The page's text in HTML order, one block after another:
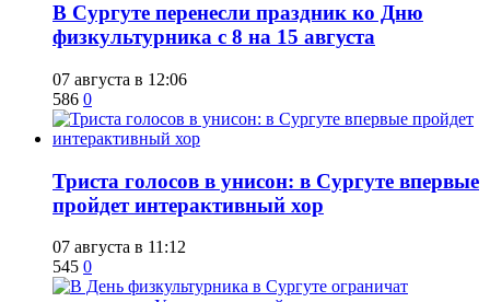
​В Сургуте перенесли праздник ко Дню
физкультурника с 8 на 15 августа
07 августа в 12:06
586 0
​Триста голосов в унисон: в Сургуте впервые
пройдет интерактивный хор
07 августа в 11:12
545 0